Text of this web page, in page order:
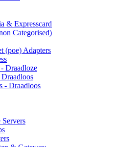
& Expresscard
Categorised)
(poe) Adapters
Draadloze
- Draadloos